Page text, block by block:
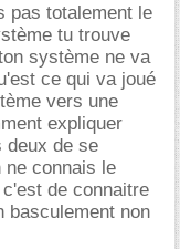
pas totalement le
tu trouve
système ne va
ce qui va joué
vers une
expliquer
deux de se
ne connais le
de connaitre
basculement non